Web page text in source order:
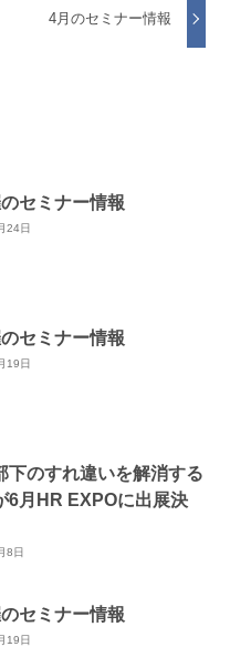
4月のセミナー情報
セミナー情報
24日
セミナー情報
19日
下のすれ違いを解消する
6月HR EXPOに出展決
8日
セミナー情報
19日